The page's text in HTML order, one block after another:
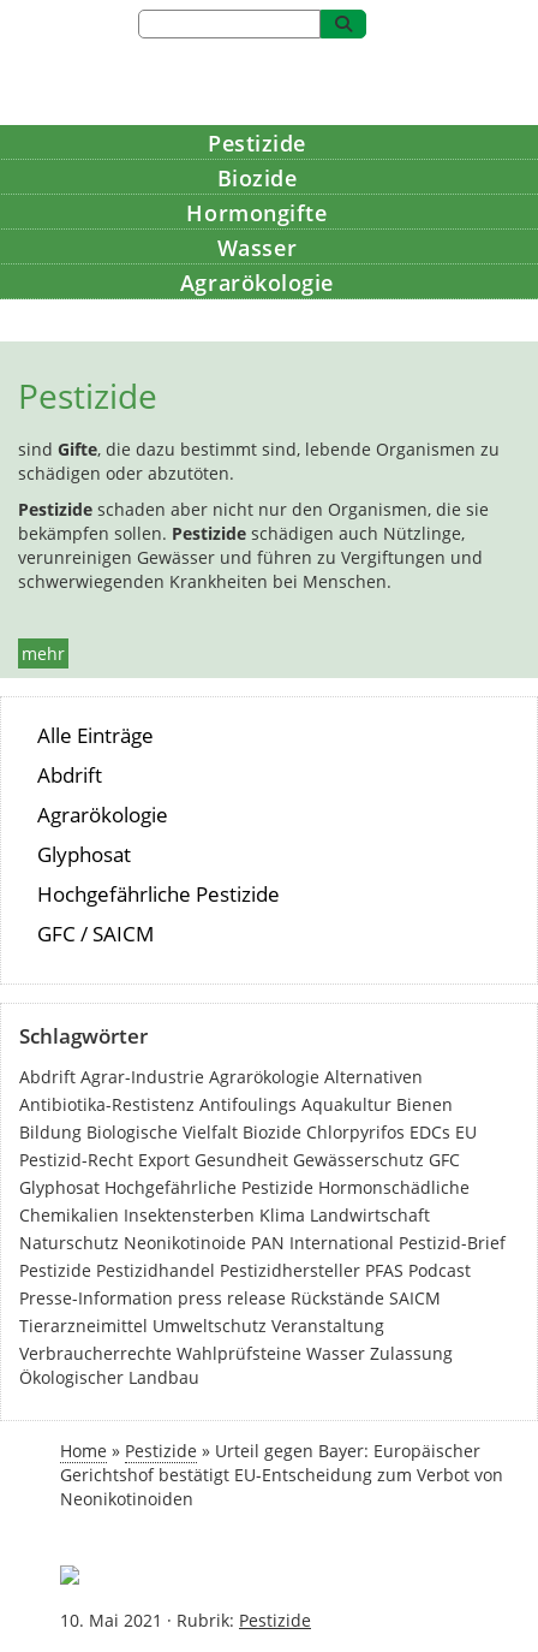
Pestizide
Biozide
Hormongifte
Wasser
Agrarökologie
Pestizide
sind Gifte, die dazu bestimmt sind, lebende Organismen zu
schädigen oder abzutöten.
Pestizide schaden aber nicht nur den Organismen, die sie
bekämpfen sollen. Pestizide schädigen auch Nützlinge,
verunreinigen Gewässer und führen zu Vergiftungen und
schwerwiegenden Krankheiten bei Menschen.
mehr
Alle Einträge
Abdrift
Agrarökologie
Glyphosat
Hochgefährliche Pestizide
GFC / SAICM
Schlagwörter
Abdrift Agrar-Industrie Agrarökologie Alternativen
Antibiotika-Restistenz Antifoulings Aquakultur Bienen
Bildung Biologische Vielfalt Biozide Chlorpyrifos EDCs EU
Pestizid-Recht Export Gesundheit Gewässerschutz GFC
Glyphosat Hochgefährliche Pestizide Hormonschädliche
Chemikalien Insektensterben Klima Landwirtschaft
Naturschutz Neonikotinoide PAN International Pestizid-Brief
Pestizide Pestizidhandel Pestizidhersteller PFAS Podcast
Presse-Information press release Rückstände SAICM
Tierarzneimittel Umweltschutz Veranstaltung
Verbraucherrechte Wahlprüfsteine Wasser Zulassung
Ökologischer Landbau
Home » Pestizide » Urteil gegen Bayer: Europäischer
Gerichtshof bestätigt EU-Entscheidung zum Verbot von
Neonikotinoiden
10. Mai 2021 · Rubrik: Pestizide